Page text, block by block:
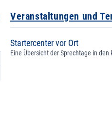
Veranstaltungen und
Startercenter vor Ort
Eine Übersicht der Sprechtage in